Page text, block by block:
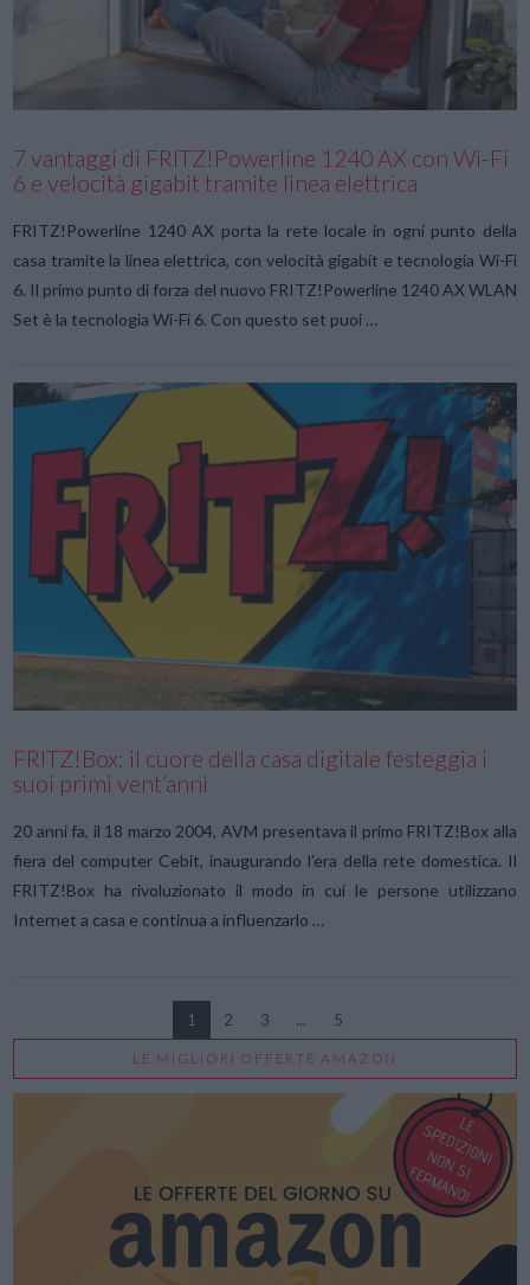
VIEW POST
VIEW POST
7 vantaggi di FRITZ!Powerline 1240 AX con Wi-Fi
6 e velocità gigabit tramite linea elettrica
FRITZ!Powerline 1240 AX porta la rete locale in ogni punto della
casa tramite la linea elettrica, con velocità gigabit e tecnologia Wi-Fi
6. Il primo punto di forza del nuovo FRITZ!Powerline 1240 AX WLAN
Set è la tecnologia Wi-Fi 6. Con questo set puoi …
VIEW POST
FRITZ!Box: il cuore della casa digitale festeggia i
suoi primi vent’anni
20 anni fa, il 18 marzo 2004, AVM presentava il primo FRITZ!Box alla
fiera del computer Cebit, inaugurando l’era della rete domestica. Il
FRITZ!Box ha rivoluzionato il modo in cui le persone utilizzano
Internet a casa e continua a influenzarlo …
1 2 3 ... 5
LE MIGLIORI OFFERTE AMAZON